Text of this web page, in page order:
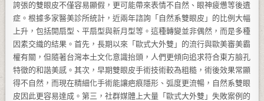
誇張的雙眼皮不僅容易顯假，更可能帶來表情不自然、眼神疲憊等後遺
症。根據多家醫美診所統計，近兩年諮詢「自然系雙眼皮」的比例大幅
上升，包括開扇型、平扇型與新月型等。這種轉變並非偶然，而是多種
因素交織的結果。首先，長期以來「歐式大外雙」的流行與歐美審美霸
權有關，但隨著台灣本土文化意識抬頭，人們更傾向追求符合東方臉孔
特徵的和諧美感。其次，早期雙眼皮手術技術較為粗糙，術後效果常顯
得不自然，而現在精細化手術能讓疤痕隱形、弧度更流暢，自然系雙眼
皮因此更容易達成。第三，社群媒體上大量「歐式大外雙」失敗案例的